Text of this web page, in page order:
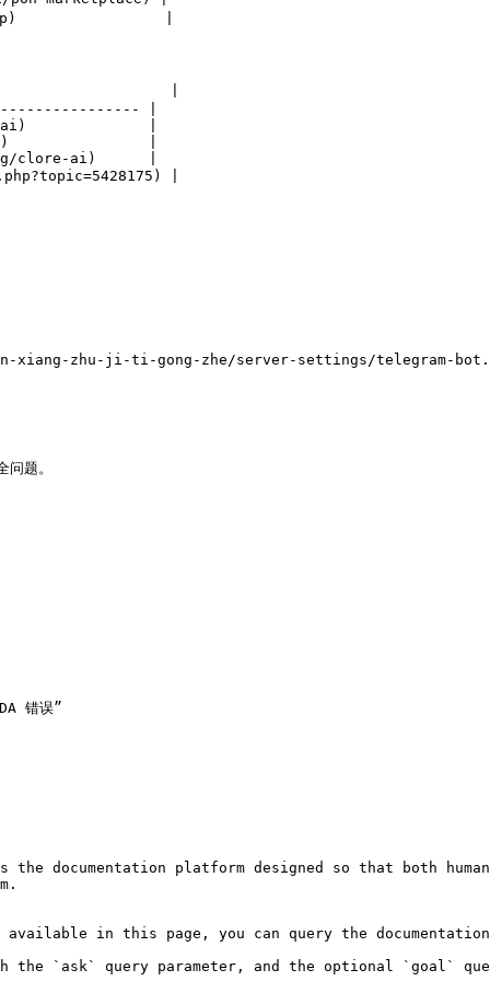
|
|
|
|
|
clore-ai)      |
|
xiang-zhu-ji-ti-gong-zhe/server-settings/telegram-
题。
错误”
documentation platform designed so that both
in this page, you can query the
the `ask` query parameter, and the optional `goal`